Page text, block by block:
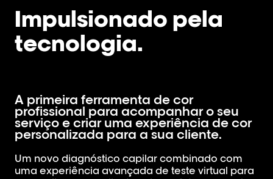
Impulsionado pela
tecnologia.
A primeira ferramenta de cor
profissional para acompanhar o seu
serviço e criar uma experiência de cor
personalizada para a sua cliente.
Um novo diagnóstico capilar combinado com
uma experiência avançada de teste virtual para